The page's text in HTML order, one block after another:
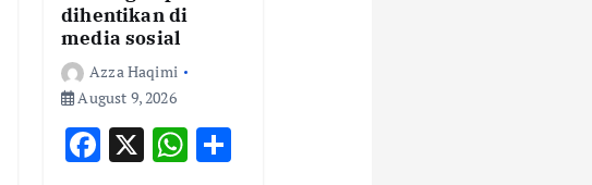
dihentikan di
media sosial
Azza Haqimi
August 9, 2026
F X W